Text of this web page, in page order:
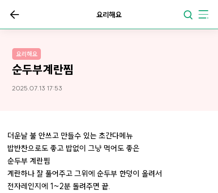
요리해요
요리해요
순두부계란찜
2025.07.13 17:53
더운날 불 안쓰고 만들수 있는 초간다메뉴
밥반찬으로도 좋고 밥없이 그냥 먹어도 좋은
순두부 계란찜
계란하나 잘 풀어주고 그위에 순두부 한덩이 올려서
전자레인지에 1~2분 돌려주면 끝.